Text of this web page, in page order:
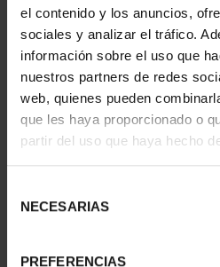
el contenido y los anuncios,
sociales y analizar el tráfico.
información sobre el uso que
nuestros partners de redes
web, quienes pueden
que les haya proporcionado o
partir del uso que haya hecho
NECESARIAS
PREFERENCIAS
73,00 €